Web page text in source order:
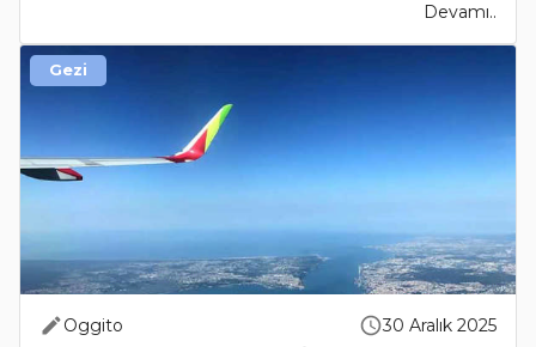
Devamı..
Oggito 30 Aralık 2025
Gezi